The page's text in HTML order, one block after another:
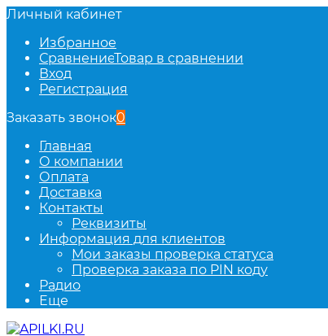
Личный кабинет
Избранное
СравнениеТовар в сравнении
Вход
Регистрация
Заказать звонок0
Главная
О компании
Оплата
Доставка
Контакты
Реквизиты
Информация для клиентов
Мои заказы проверка статуса
Проверка заказа по PIN коду
Радио
Еще